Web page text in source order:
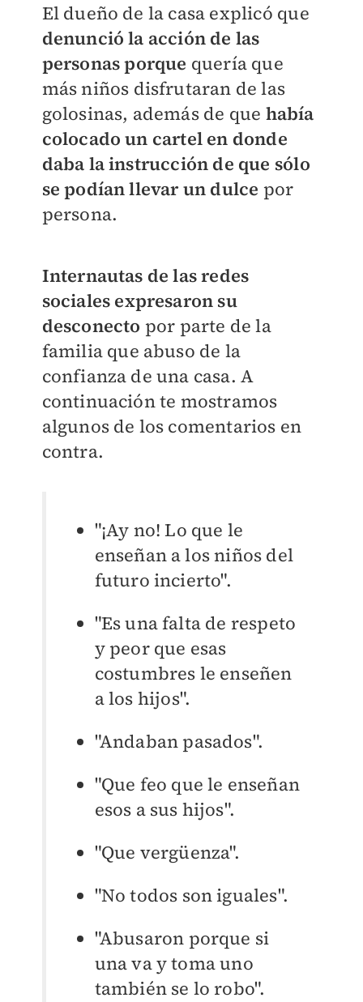
El dueño de la casa explicó que
denunció la acción de las
personasporque quería que
más niños disfrutaran de las
golosinas, además de que había
colocado un cartel en donde
daba la instrucción de que sólo
se podían llevar un dulce por
persona.
Internautas de las redes
sociales expresaron su
desconecto por parte de la
familia que abuso de la
confianza de una casa. A
continuación te mostramos
algunos de los comentarios en
contra.
"¡Ay no! Lo que le
enseñan a los niños del
futuro incierto".
"Es una falta de respeto
y peor que esas
costumbres le enseñen
a los hijos".
"Andaban pasados".
"Que feo que le enseñan
esos a sus hijos".
"Que vergüenza".
"No todos son iguales".
"Abusaron porque si
una va y toma uno
también se lo robo".